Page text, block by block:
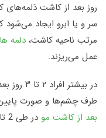
روز بعد از کاشت
سر و یا ابرو ایجاد
مرتب ناحیه کاشت، دلمه‌
عمل می‌ریزند.
در
طرف چشم‌ها و صورت پایین
بعد از کاشت مو در طی 2 تا 3 روز بعد از بین می‌رود